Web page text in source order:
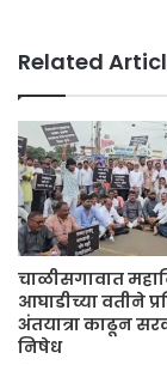
Related
चाळीसगावात
आघाडीच्या वतीने
अंतयात्रा काढून
निषेध